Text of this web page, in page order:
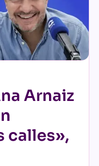
Arnaiz
calles»,